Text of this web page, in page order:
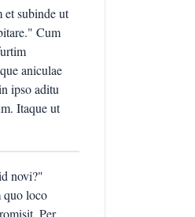
et subinde ut
Cum
aniculae
ipso aditu
Itaque ut
novi?"
quo loco
Per